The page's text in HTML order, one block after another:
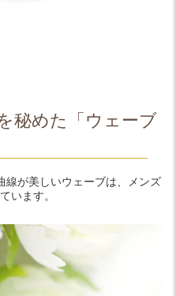
秘めた「ウェーブ
線が美しいウェーブは、メンズ
います。